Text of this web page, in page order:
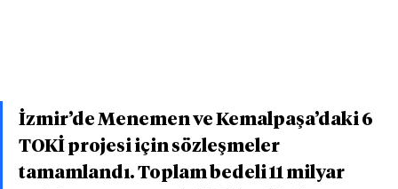
İzmir’de Menemen ve Kemalpaşa’daki 6
TOKİ projesi için sözleşmeler
tamamlandı. Toplam bedeli 11 milyar